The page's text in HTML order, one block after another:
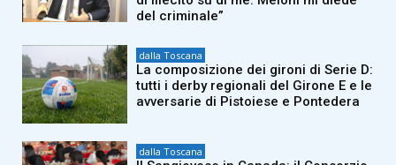
del criminale”
dalla Toscana
La composizione dei gironi di Serie D:
tutti i derby regionali del Girone E e le
avversarie di Pistoiese e Pontedera
dalla Toscana